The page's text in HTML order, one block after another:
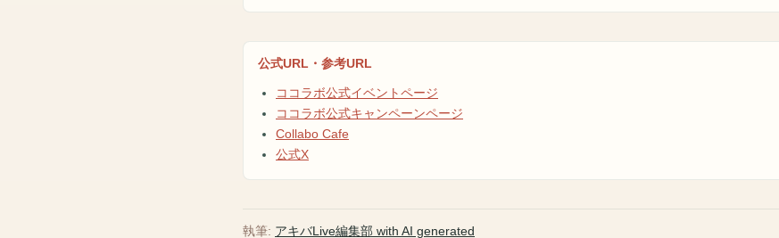
公式URL・参考URL
ココラボ公式イベントページ
ココラボ公式キャンペーンページ
Collabo Cafe
公式X
執筆: アキバLive編集部 with AI generated